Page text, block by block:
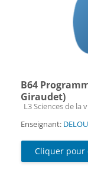
B64
Giraudet)
Catégorie de cours
L3 Sciences de la
Enseignant:
Cliquer pour